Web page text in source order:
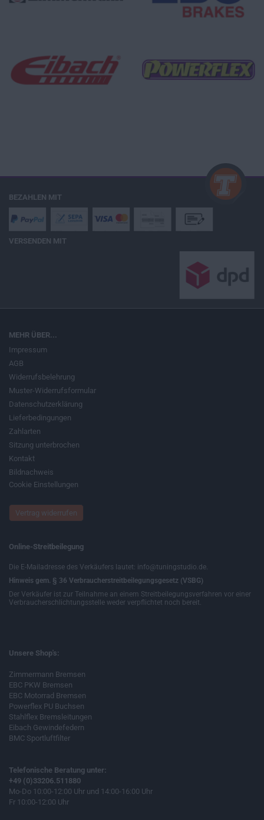
BEZAHLEN MIT
VERSENDEN MIT
MEHR ÜBER...
Impressum
AGB
Widerrufsbelehrung
Muster-Widerrufsformular
Datenschutzerklärung
Lieferbedingungen
Zahlarten
Sitzung unterbrochen
Kontakt
Bildnachweis
Cookie Einstellungen
Vertrag widerrufen
Online-Streitbeilegung
Die E-Mailadresse des Verkäufers lautet: info@tuningstudio.de.
Hinweis gem. § 36 Verbraucherstreitbeilegungsgesetz (VSBG)
Der Verkäufer ist zur Teilnahme an einem Streitbeilegungsverfahren vor einer
Verbraucherschlichtungsstelle weder verpflichtet noch bereit.
Unsere Shop's:
Zimmermann Bremsen
EBC PKW Bremsen
EBC Motorrad Bremsen
Powerflex PU Buchsen
Stahlflex Bremsleitungen
Eibach Gewindefedern
BMC Sportluftfilter
Telefonische Beratung unter:
+49 (0)33206.511880
Mo-Do 10:00-12:00 Uhr und 14:00-16:00 Uhr
Fr 10:00-12:00 Uhr